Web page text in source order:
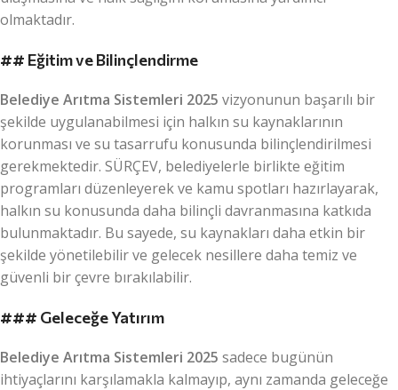
olmaktadır.
## Eğitim ve Bilinçlendirme
Belediye Arıtma Sistemleri 2025 vizyonunun başarılı bir
şekilde uygulanabilmesi için halkın su kaynaklarının
korunması ve su tasarrufu konusunda bilinçlendirilmesi
gerekmektedir. SÜRÇEV, belediyelerle birlikte eğitim
programları düzenleyerek ve kamu spotları hazırlayarak,
halkın su konusunda daha bilinçli davranmasına katkıda
bulunmaktadır. Bu sayede, su kaynakları daha etkin bir
şekilde yönetilebilir ve gelecek nesillere daha temiz ve
güvenli bir çevre bırakılabilir.
### Geleceğe Yatırım
Belediye Arıtma Sistemleri 2025 sadece bugünün
ihtiyaçlarını karşılamakla kalmayıp, aynı zamanda geleceğe